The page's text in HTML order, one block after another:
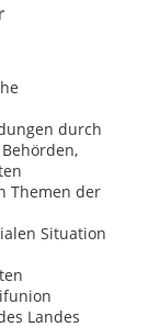
durch
Themen der
Situation
Landes